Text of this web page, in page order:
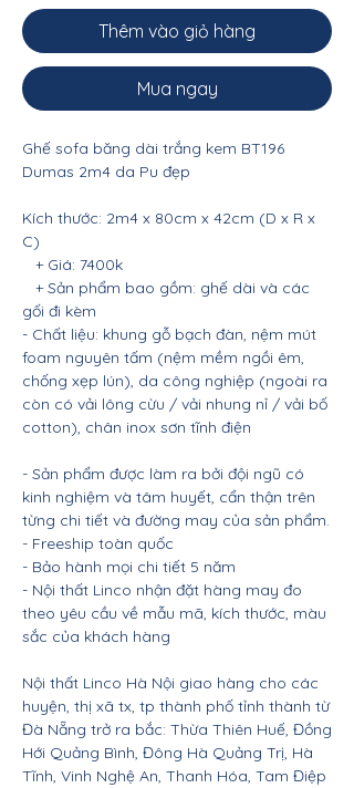
Thêm vào giỏ hàng
Mua ngay
Ghế sofa băng dài trắng kem BT196
Dumas 2m4 da Pu đẹp
Kích thước: 2m4 x 80cm x 42cm (D x R x
C)
+ Giá: 7400k
+ Sản phẩm bao gồm: ghế dài và các
gối đi kèm
- Chất liệu: khung gỗ bạch đàn, nệm mút
foam nguyên tấm (nệm mềm ngồi êm,
chống xẹp lún), da công nghiệp (ngoài ra
còn có vải lông cừu / vải nhung nỉ / vải bố
cotton), chân inox sơn tĩnh điện
- Sản phẩm được làm ra bởi đội ngũ có
kinh nghiệm và tâm huyết, cẩn thận trên
từng chi tiết và đường may của sản phẩm.
- Freeship toàn quốc
- Bảo hành mọi chi tiết 5 năm
- Nội thất Linco nhận đặt hàng may đo
theo yêu cầu về mẫu mã, kích thước, màu
sắc của khách hàng
Nội thất Linco Hà Nội giao hàng cho các
huyện, thị xã tx, tp thành phố tỉnh thành từ
Đà Nẵng trở ra bắc: Thừa Thiên Huế, Đồng
Hới Quảng Bình, Đông Hà Quảng Trị, Hà
Tĩnh, Vinh Nghệ An, Thanh Hóa, Tam Điệp